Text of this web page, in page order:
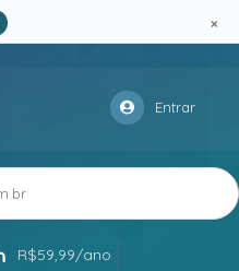
×
Entrar
R$59,99/ano